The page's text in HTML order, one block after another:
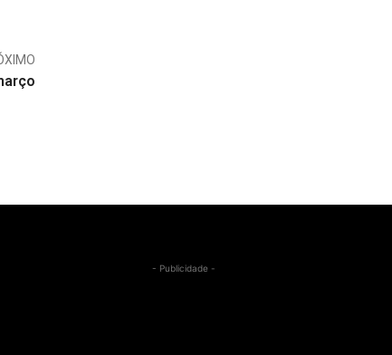
- Publicidade -